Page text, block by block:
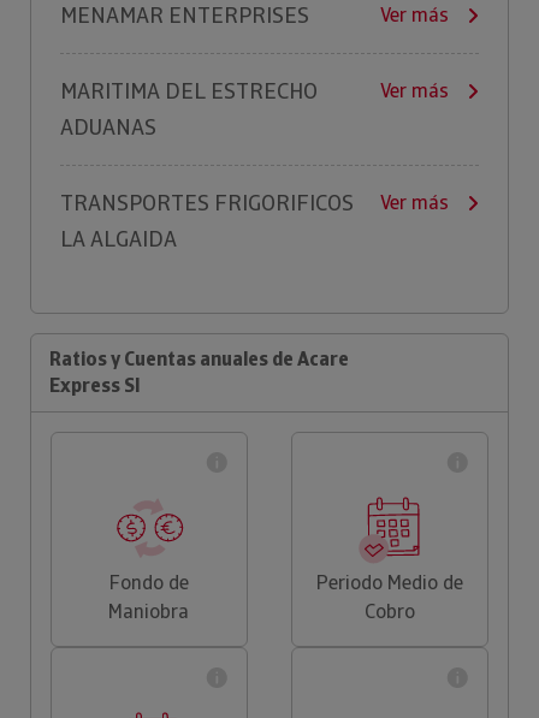
MENAMAR ENTERPRISES Ver más
MARITIMA DEL ESTRECHO
ADUANAS
Ver más
TRANSPORTES FRIGORIFICOS
LA ALGAIDA
Ver más
Ratios y Cuentas anuales de Acare
Express Sl
Fondo de
Maniobra
Periodo Medio de
Cobro